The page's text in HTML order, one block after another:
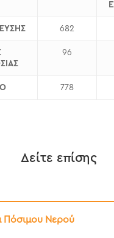
682
96
778
Δείτε επίσης
Πόσιμου Νερού